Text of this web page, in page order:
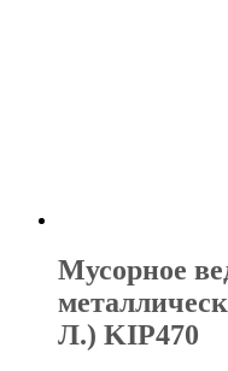
Мусорное
Л.) KIP470